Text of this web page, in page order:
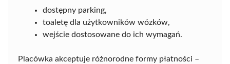
dostępny parking,
toaletę dla użytkowników wózków,
wejście dostosowane do ich wymagań.
Placówka akceptuje różnorodne formy płatności –